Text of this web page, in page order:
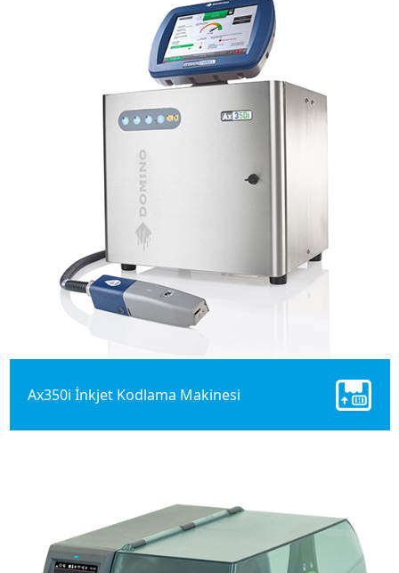
Ax350i İnkjet Kodlama Makinesi